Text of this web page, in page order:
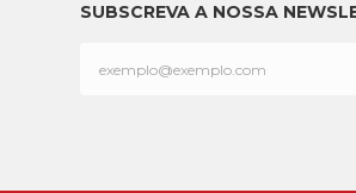
SUBSCREVA A NOSSA